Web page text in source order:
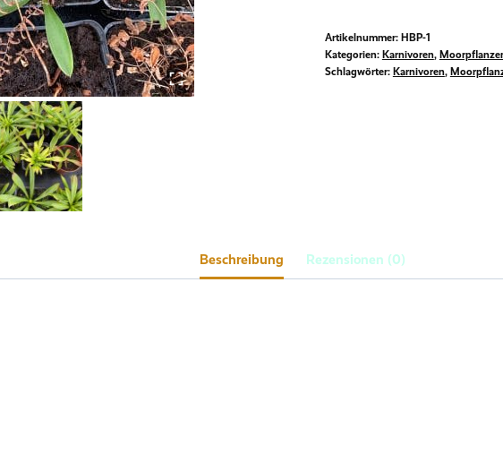
pink)
Menge
Artikelnummer: HBP-1
Kategorien: Karnivoren,
Schlagwörter: Karnivoren,
Beschreibung Rezensionen (0)